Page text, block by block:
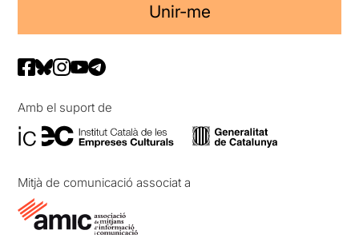
Unir-me
Amb el suport de
Mitjà de comunicació associat a